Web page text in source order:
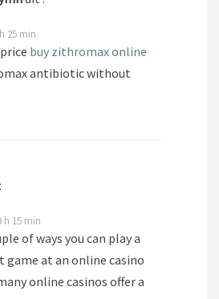
25 min
buy zithromax online
antibiotic without
h 15 min
of ways you can play a
game at an online casino
online casinos offer a